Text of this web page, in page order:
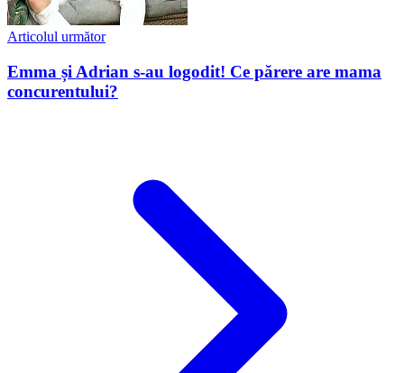
Articolul următor
Emma și Adrian s-au logodit! Ce părere are mama
concurentului?